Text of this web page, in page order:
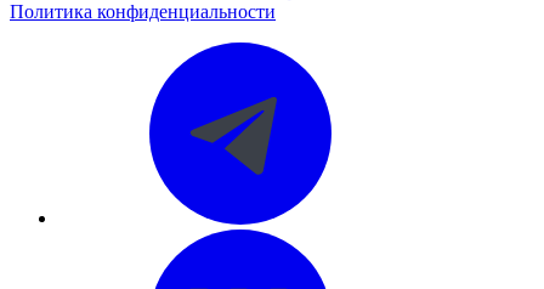
Политика конфиденциальности